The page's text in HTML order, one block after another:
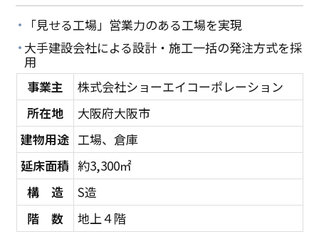
「見せる工場」営業力のある工場を実現
大手建設会社による設計・施工一括の発注方式を採
用
事業主
株式会社ショーエイコーポレーション
所在地
大阪府大阪市
建物用途 工場、倉庫
延床面積 約3,300㎡
構 造
S造
階 数
地上４階